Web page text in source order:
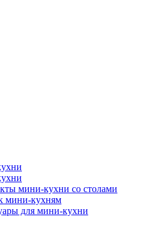
мини-кухни со столами
мини-кухням
для мини-кухни